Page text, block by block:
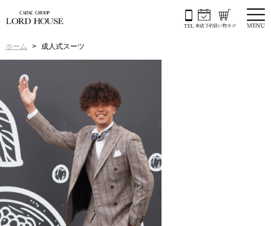
ホーム 成人式スーツ